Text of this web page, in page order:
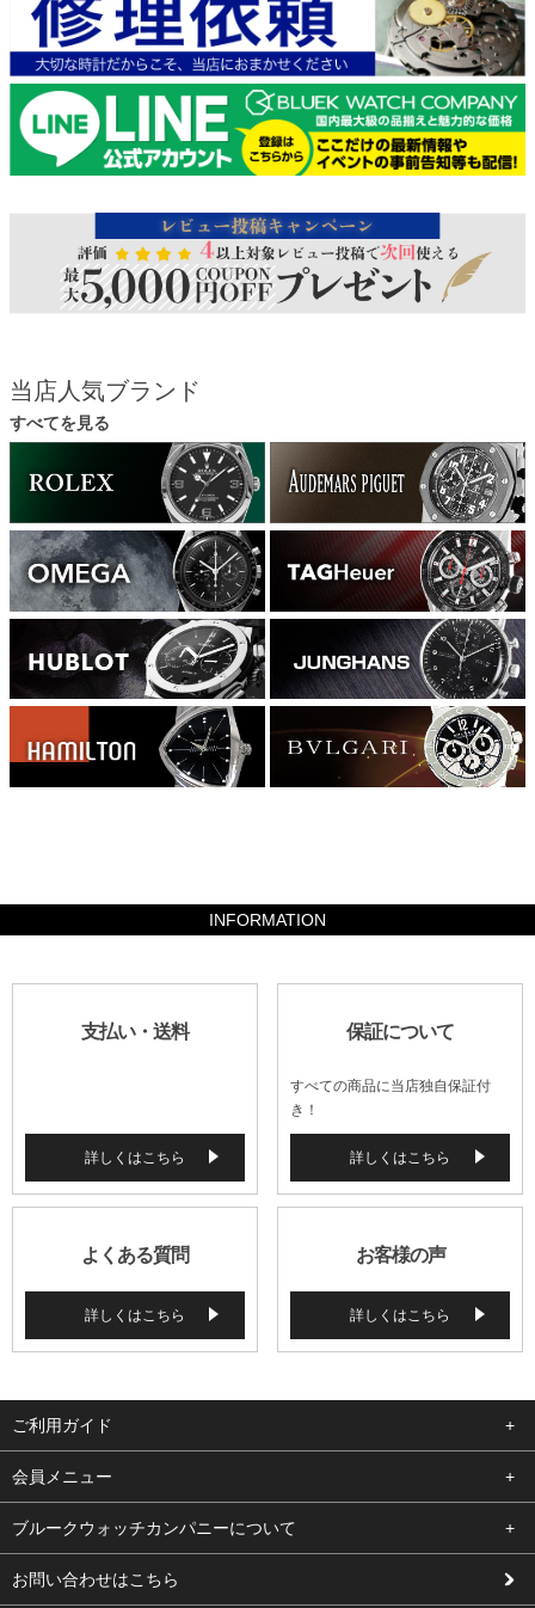
当店人気ブランド
すべてを見る
INFORMATION
支払い・送料
詳しくはこちら
保証について
すべての商品に当店独自保証付
き！
詳しくはこちら
よくある質問
詳しくはこちら
お客様の声
詳しくはこちら
ご利用ガイド
よくある質問
支払い・送料
修理依頼
会員メニュー
ログイン
お気に入り
ブルークウォッチカンパニーについて
会社概要
お問い合わせはこちら